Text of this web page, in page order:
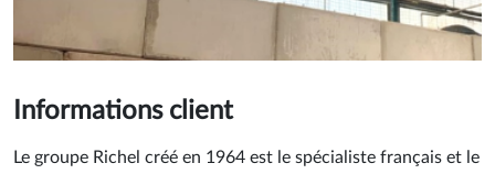
Informations client
Le groupe Richel créé en 1964 est le spécialiste français et le